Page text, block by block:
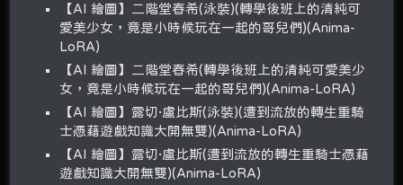
【AI 繪圖】二階堂春希(泳裝)(轉學後班上的清純可
愛美少女，竟是小時候玩在一起的哥兒們)(Anima-
LoRA)
【AI 繪圖】二階堂春希(轉學後班上的清純可愛美少
女，竟是小時候玩在一起的哥兒們)(Anima-LoRA)
【AI 繪圖】露切·盧比斯(泳裝)(遭到流放的轉生重騎
士憑藉遊戲知識大開無雙)(Anima-LoRA)
【AI 繪圖】露切·盧比斯(遭到流放的轉生重騎士憑藉
遊戲知識大開無雙)(Anima-LoRA)